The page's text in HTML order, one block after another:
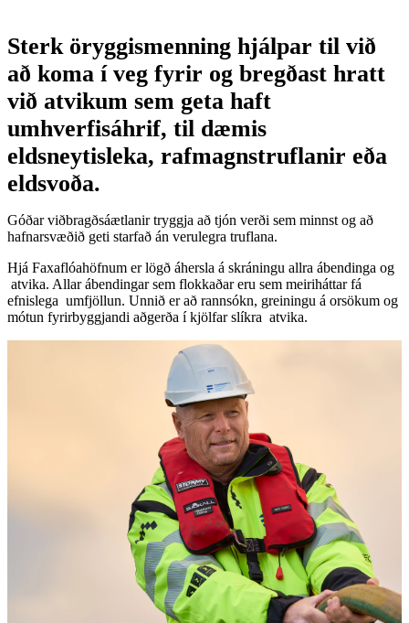
Sterk öryggismenning hjálpar til við
að koma í veg fyrir og bregðast hratt
við atvikum sem geta haft
umhverfisáhrif, til dæmis
eldsneytisleka, rafmagnstruflanir eða
eldsvoða.
Góðar viðbragðsáætlanir tryggja að tjón verði sem minnst og að
hafnarsvæðið geti starfað án verulegra truflana.
Hjá Faxaflóahöfnum er lögð áhersla á skrá­ningu allra ábendinga og
­ atvika. Allar ábendingar sem flokkaðar eru sem meiriháttar fá
efnislega ­ umfjöllun. Unnið er að rannsókn, greiningu á orsökum og
mótun fyrirbyggjandi aðgerða í kjölfar slíkra ­ atvika.